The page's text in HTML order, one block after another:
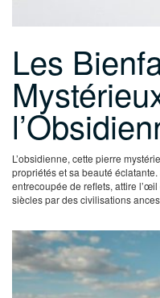
Les
L’obsidienne, cette pierre
propriétés et sa beauté
entrecoupée de reflets, attire
siècles par des civilisations